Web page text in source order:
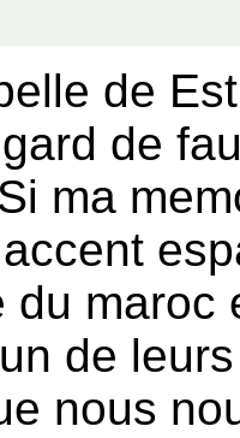
de
de
ma
du maroc
de
nous